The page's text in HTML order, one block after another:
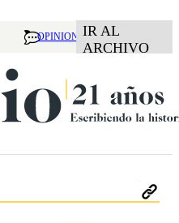
OPINION IR AL
ARCHIVO